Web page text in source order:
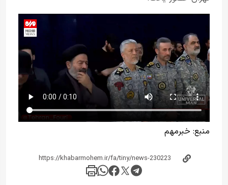
منبع: خبر‌مهم